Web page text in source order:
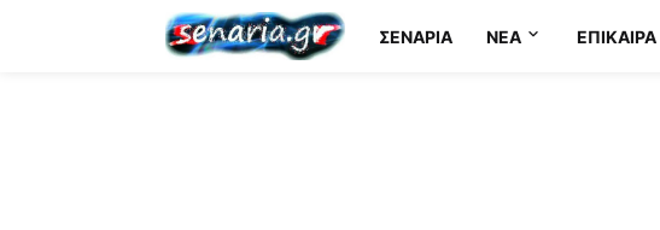
ΣΕΝΆΡΙΑ NEA ΕΠΊΚΑΙΡΑ